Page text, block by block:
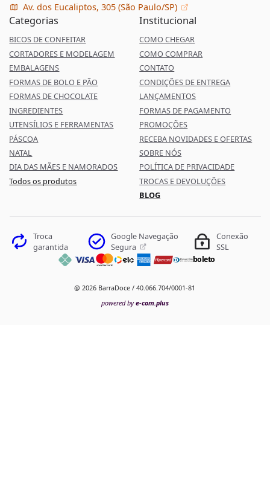
Av. dos Eucaliptos, 305 (São Paulo/SP)
Categorias
BICOS DE CONFEITAR
CORTADORES E MODELAGEM
EMBALAGENS
FORMAS DE BOLO E PÃO
FORMAS DE CHOCOLATE
INGREDIENTES
UTENSÍLIOS E FERRAMENTAS
PÁSCOA
NATAL
DIA DAS MÃES E NAMORADOS
Todos os produtos
Institucional
COMO CHEGAR
COMO COMPRAR
CONTATO
CONDIÇÕES DE ENTREGA
LANÇAMENTOS
FORMAS DE PAGAMENTO
PROMOÇÕES
RECEBA NOVIDADES E OFERTAS
SOBRE NÓS
POLÍTICA DE PRIVACIDADE
TROCAS E DEVOLUÇÕES
BLOG
Troca
garantida
Google Navegação
Segura
Conexão
SSL
boleto
@ 2026 BarraDoce / 40.066.704/0001-81
powered bye-com.plus